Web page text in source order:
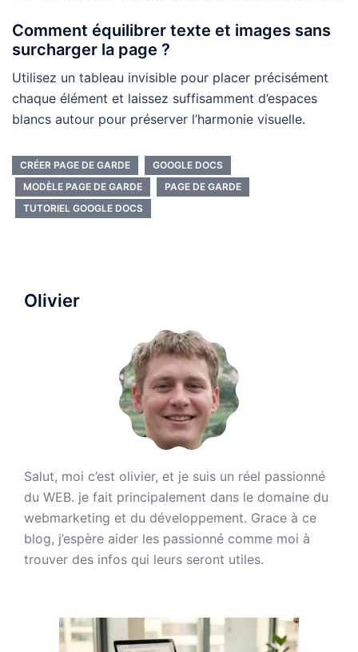
Comment équilibrer texte et images sans
surcharger la page ?
Utilisez un tableau invisible pour placer précisément
chaque élément et laissez suffisamment d’espaces
blancs autour pour préserver l’harmonie visuelle.
CRÉER PAGE DE GARDE
GOOGLE DOCS
MODÈLE PAGE DE GARDE
PAGE DE GARDE
TUTORIEL GOOGLE DOCS
Olivier
Salut, moi c’est olivier, et je suis un réel passionné
du WEB. je fait principalement dans le domaine du
webmarketing et du développement. Grace à ce
blog, j’espère aider les passionné comme moi à
trouver des infos qui leurs seront utiles.